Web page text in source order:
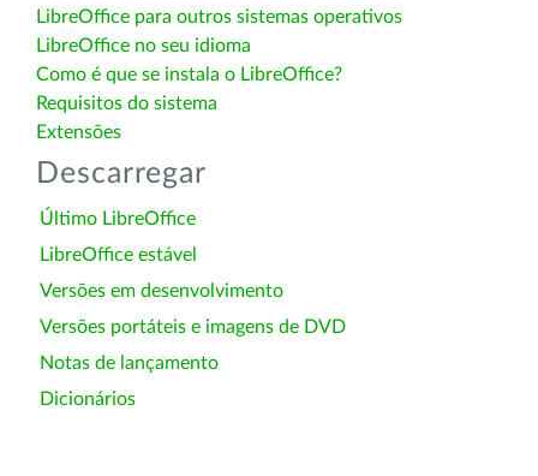
LibreOffice para outros sistemas operativos
LibreOffice no seu idioma
Como é que se instala o LibreOffice?
Requisitos do sistema
Extensões
Descarregar
Último LibreOffice
LibreOffice estável
Versões em desenvolvimento
Versões portáteis e imagens de DVD
Notas de lançamento
Dicionários